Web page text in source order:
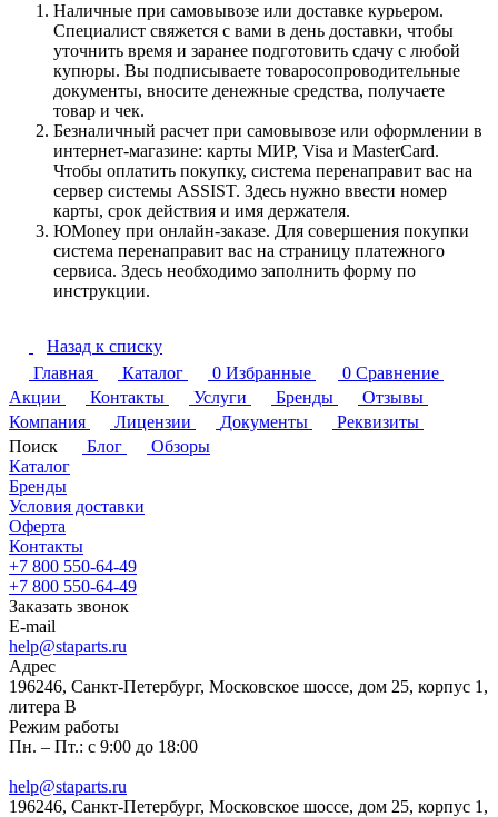
Наличные при самовывозе или доставке курьером.
Специалист свяжется с вами в день доставки, чтобы
уточнить время и заранее подготовить сдачу с любой
купюры. Вы подписываете товаросопроводительные
документы, вносите денежные средства, получаете
товар и чек.
Безналичный расчет при самовывозе или оформлении в
интернет-магазине: карты МИР, Visa и MasterCard.
Чтобы оплатить покупку, система перенаправит вас на
сервер системы ASSIST. Здесь нужно ввести номер
карты, срок действия и имя держателя.
ЮMoney при онлайн-заказе. Для совершения покупки
система перенаправит вас на страницу платежного
сервиса. Здесь необходимо заполнить форму по
инструкции.
Назад к списку
Главная
Каталог 0 Избранные 0 Сравнение
Акции
Контакты Услуги Бренды
Отзывы
Компания
Лицензии Документы
Реквизиты
Поиск
Блог
Обзоры
Каталог
Бренды
Условия доставки
Оферта
Контакты
+7 800 550-64-49
+7 800 550-64-49
Заказать звонок
E-mail
help@staparts.ru
Адрес
196246, Санкт-Петербург, Московское шоссе, дом 25, корпус 1,
литера В
Режим работы
Пн. – Пт.: с 9:00 до 18:00
help@staparts.ru
196246, Санкт-Петербург, Московское шоссе, дом 25, корпус 1,